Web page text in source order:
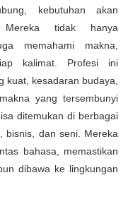
kebutuhan akan
Mereka tidak hanya
memahami makna,
kalimat. Profesi ini
kuat, kesadaran budaya,
yang tersembunyi
ditemukan di berbagai
bisnis, dan seni. Mereka
bahasa, memastikan
dibawa ke lingkungan